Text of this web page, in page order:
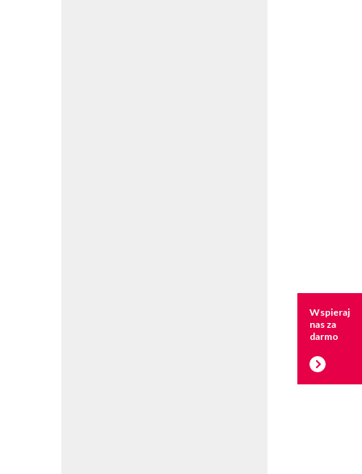
Wspieraj
nas za
darmo